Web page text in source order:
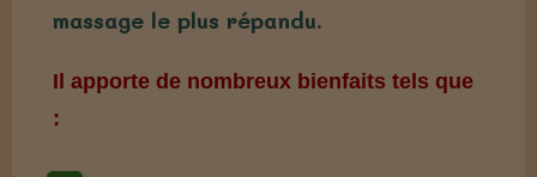
massage le plus répandu.
Il apporte de nombreux bienfaits tels que
: